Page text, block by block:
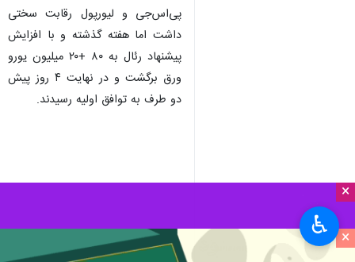
×
×
پی‌اس‌جی و لیورپول رقابت سختی
داشت اما هفته گذشته و با افزایش
پیشنهاد رئال به ۸۰ +۲۰ میلیون یورو
ورق برگشت و در نهایت ۴ روز پیش
دو طرف به توافق اولیه رسیدند.
♿︎